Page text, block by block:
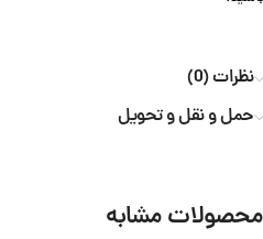
نظرات (0)
حمل و نقل و تحویل
محصولات مشابه